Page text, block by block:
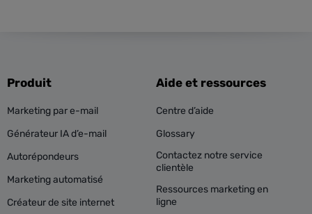
Produit
Marketing par e-mail
Générateur IA d’e-mail
Autorépondeurs
Marketing automatisé
Créateur de site internet
Aide et ressources
Centre d’aide
Glossary
Contactez notre service
clientèle
Ressources marketing en
ligne